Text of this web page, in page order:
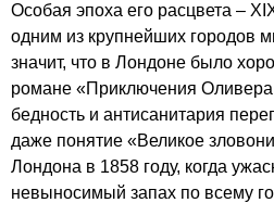
Особая эпоха его расцвета –
одним из крупнейших городов
значит, что в Лондоне было
романе «Приключения Оливера
бедность и антисанитария
даже понятие «Великое
Лондона в 1858 году, когда
невыносимый запах по всему